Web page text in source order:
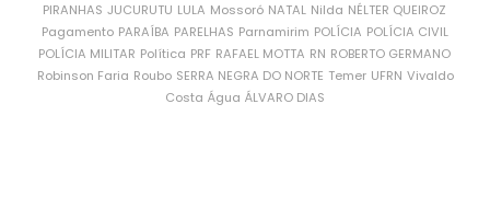
PIRANHAS JUCURUTU LULA Mossoró NATAL Nilda NÉLTER QUEIROZ
Pagamento PARAÍBA PARELHAS Parnamirim POLÍCIA POLÍCIA CIVIL
POLÍCIA MILITAR Política PRF RAFAEL MOTTA RN ROBERTO GERMANO
Robinson Faria Roubo SERRA NEGRA DO NORTE Temer UFRN Vivaldo
Costa Água ÁLVARO DIAS